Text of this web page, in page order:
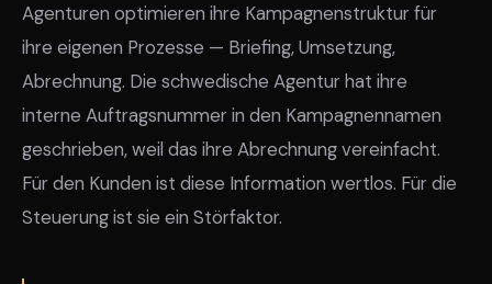
Agenturen optimieren ihre Kampagnenstruktur für
ihre eigenen Prozesse — Briefing, Umsetzung,
Abrechnung. Die schwedische Agentur hat ihre
interne Auftragsnummer in den Kampagnennamen
geschrieben, weil das ihre Abrechnung vereinfacht.
Für den Kunden ist diese Information wertlos. Für die
Steuerung ist sie ein Störfaktor.